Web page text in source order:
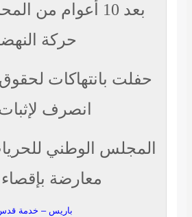
بعد 10 أعوام من
حركة النهضة
بانتهاكات لحقوق
انصرف لإثبات
الوطني للحريات
معارضة بإقصاء
باريس – خدمة قدس برس (7/11/02)